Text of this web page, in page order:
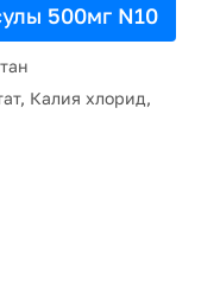
500мг N10
Калия хлорид,